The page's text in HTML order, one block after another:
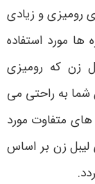
رومیزی و زیادی
ها مورد استفاده
زن که رومیزی
به راحتی می
‌های متفاوت مورد
لیبل زن بر اساس